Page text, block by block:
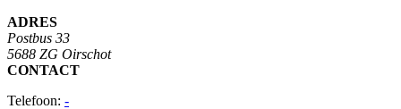
ADRES
Postbus 33
5688 ZG Oirschot
CONTACT
Telefoon: -